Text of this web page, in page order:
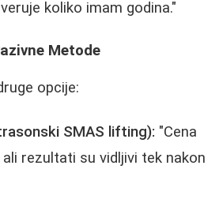
koliko imam godina."
Metode
opcije:
SMAS lifting): "Cena
rezultati su vidljivi tek nakon